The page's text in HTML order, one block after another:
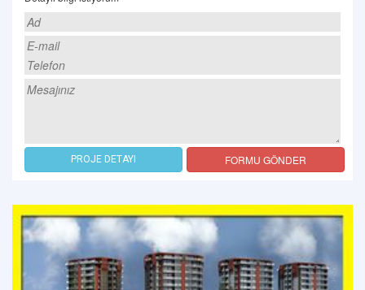
PROJE DETAYI FORMU GÖNDER